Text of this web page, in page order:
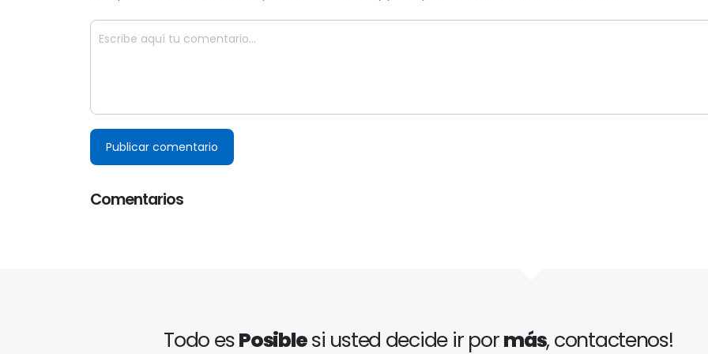
Publicar comentario
Comentarios
Todo esPosiblesi usted decide ir pormás, contactenos!